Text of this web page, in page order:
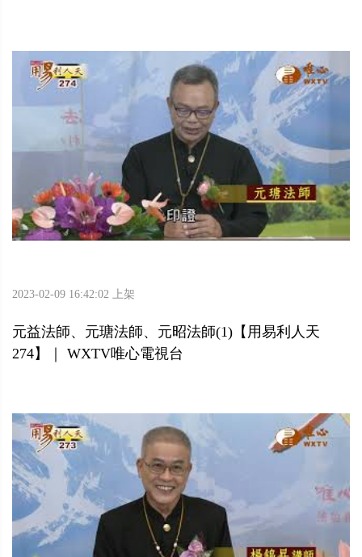
2023-02-09 16:42:02 上架
元益法師、元瑭法師、元昭法師(1)【用易利人天
274】｜ WXTV唯心電視台